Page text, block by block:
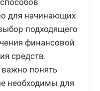
для начинающих
подходящего
финансовой
средств.
понять
необходимы для